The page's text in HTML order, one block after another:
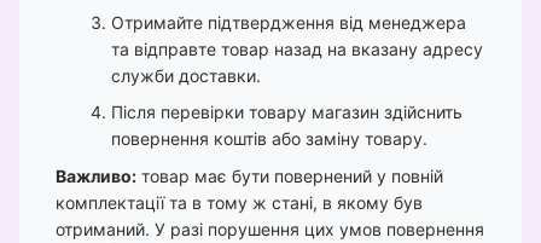
Отримайте підтвердження від менеджера
та відправте товар назад на вказану адресу
служби доставки.
Після перевірки товару магазин здійснить
повернення коштів або заміну товару.
Важливо: товар має бути повернений у повній
комплектації та в тому ж стані, в якому був
отриманий. У разі порушення цих умов повернення